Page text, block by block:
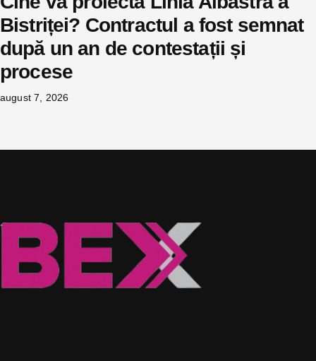
Bistriței? Contractul a fost semnat
după un an de contestații și
procese
august 7, 2026